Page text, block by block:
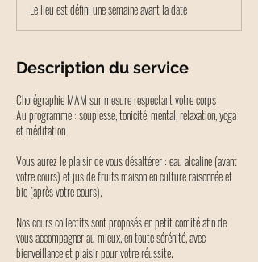
Le lieu est défini une semaine avant la date
Description du service
Chorégraphie MAM sur mesure respectant votre corps
Au programme : souplesse, tonicité, mental, relaxation, yoga
et méditation
Vous aurez le plaisir de vous désaltérer : eau alcaline (avant
votre cours) et jus de fruits maison en culture raisonnée et
bio (après votre cours).
Nos cours collectifs sont proposés en petit comité afin de
vous accompagner au mieux, en toute sérénité, avec
bienveillance et plaisir pour votre réussite.